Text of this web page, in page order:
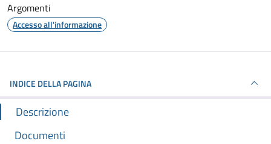
Argomenti
Accesso all'informazione
INDICE DELLA PAGINA
Descrizione
Documenti